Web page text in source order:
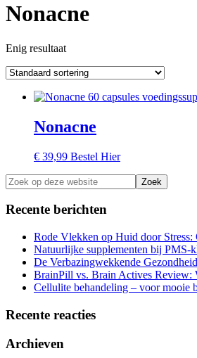
Nonacne
Enig resultaat
Nonacne
€ 39,99 Bestel Hier
Primaire
Sidebar
Zoek
op
deze
website
Recente berichten
Rode Vlekken op Huid door
Natuurlijke supplementen bij PMS-
De Verbazingwekkende
BrainPill vs. Brain Actives Review:
Cellulite behandeling – voor mooie
Recente reacties
Archieven